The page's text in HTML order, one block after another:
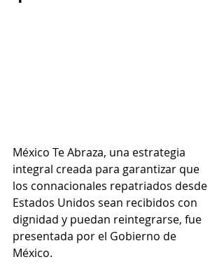
México Te Abraza, una estrategia
integral creada para garantizar que
los connacionales repatriados desde
Estados Unidos sean recibidos con
dignidad y puedan reintegrarse, fue
presentada por el Gobierno de
México.